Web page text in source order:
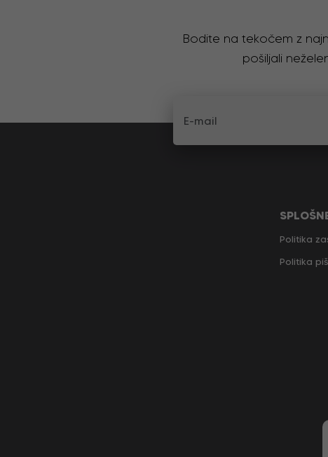
Bodite na tekočem z
pošiljali
Politika
Politika